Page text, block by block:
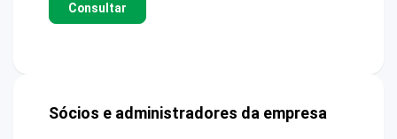
Consultar
Sócios e administradores da empresa